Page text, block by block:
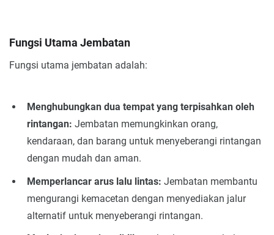
Fungsi Utama Jembatan
Fungsi utama jembatan adalah:
Menghubungkan dua tempat yang terpisahkan oleh
rintangan: Jembatan memungkinkan orang,
kendaraan, dan barang untuk menyeberangi rintangan
dengan mudah dan aman.
Memperlancar arus lalu lintas: Jembatan membantu
mengurangi kemacetan dengan menyediakan jalur
alternatif untuk menyeberangi rintangan.